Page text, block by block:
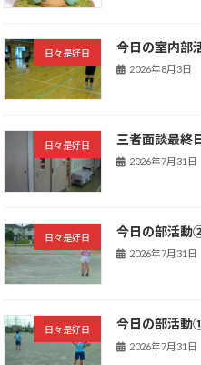
日々是好日 今日の室内部
2026年8月3日
日々是好日 三者面談最終
2026年7月31日
日々是好日 今日の部活動
2026年7月31日
日々是好日 今日の部活動
2026年7月31日